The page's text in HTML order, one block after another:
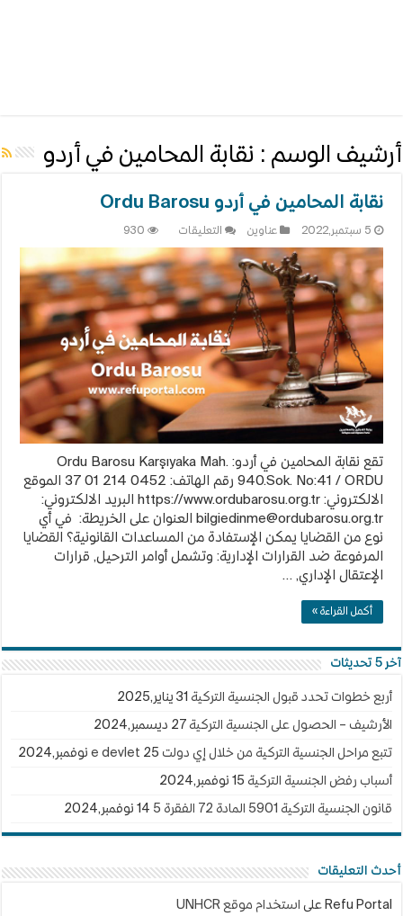
أرشيف الوسم : نقابة المحامين في أردو
نقابة المحامين في أردو Ordu Barosu
5 سبتمبر,2022 عناوين التعليقات
المحامين
أردو
Ordu
Barosu
مغلقة
930
تقع نقابة المحامين في أردو: Ordu Barosu Karşıyaka Mah.
940.Sok. No:41 / ORDU رقم الهاتف: 0452 214 01 37 الموقع
الالكتروني: https://www.ordubarosu.org.tr البريد الالكتروني:
bilgiedinme@ordubarosu.org.tr
العنوان على الخريطة: في أي
نوع من القضايا يمكن الإستفادة من المساعدات القانونية؟ القضايا
المرفوعة ضد القرارات الإدارية: وتشمل أوامر الترحيل, قرارات
الإعتقال الإداري, …
أكمل القراءة »
آخر 5 تحديثات
أربع خطوات تحدد قبول الجنسية التركية 31 يناير,2025
الأرشيف – الحصول على الجنسية التركية 27 ديسمبر,2024
تتبع مراحل الجنسية التركية من خلال إي دولت e devlet 25 نوفمبر,2024
أسباب رفض الجنسية التركية 15 نوفمبر,2024
قانون الجنسية التركية 5901 المادة 72 الفقرة 5 14 نوفمبر,2024
أحدث التعليقات
Refu Portal على استخدام موقع UNHCR